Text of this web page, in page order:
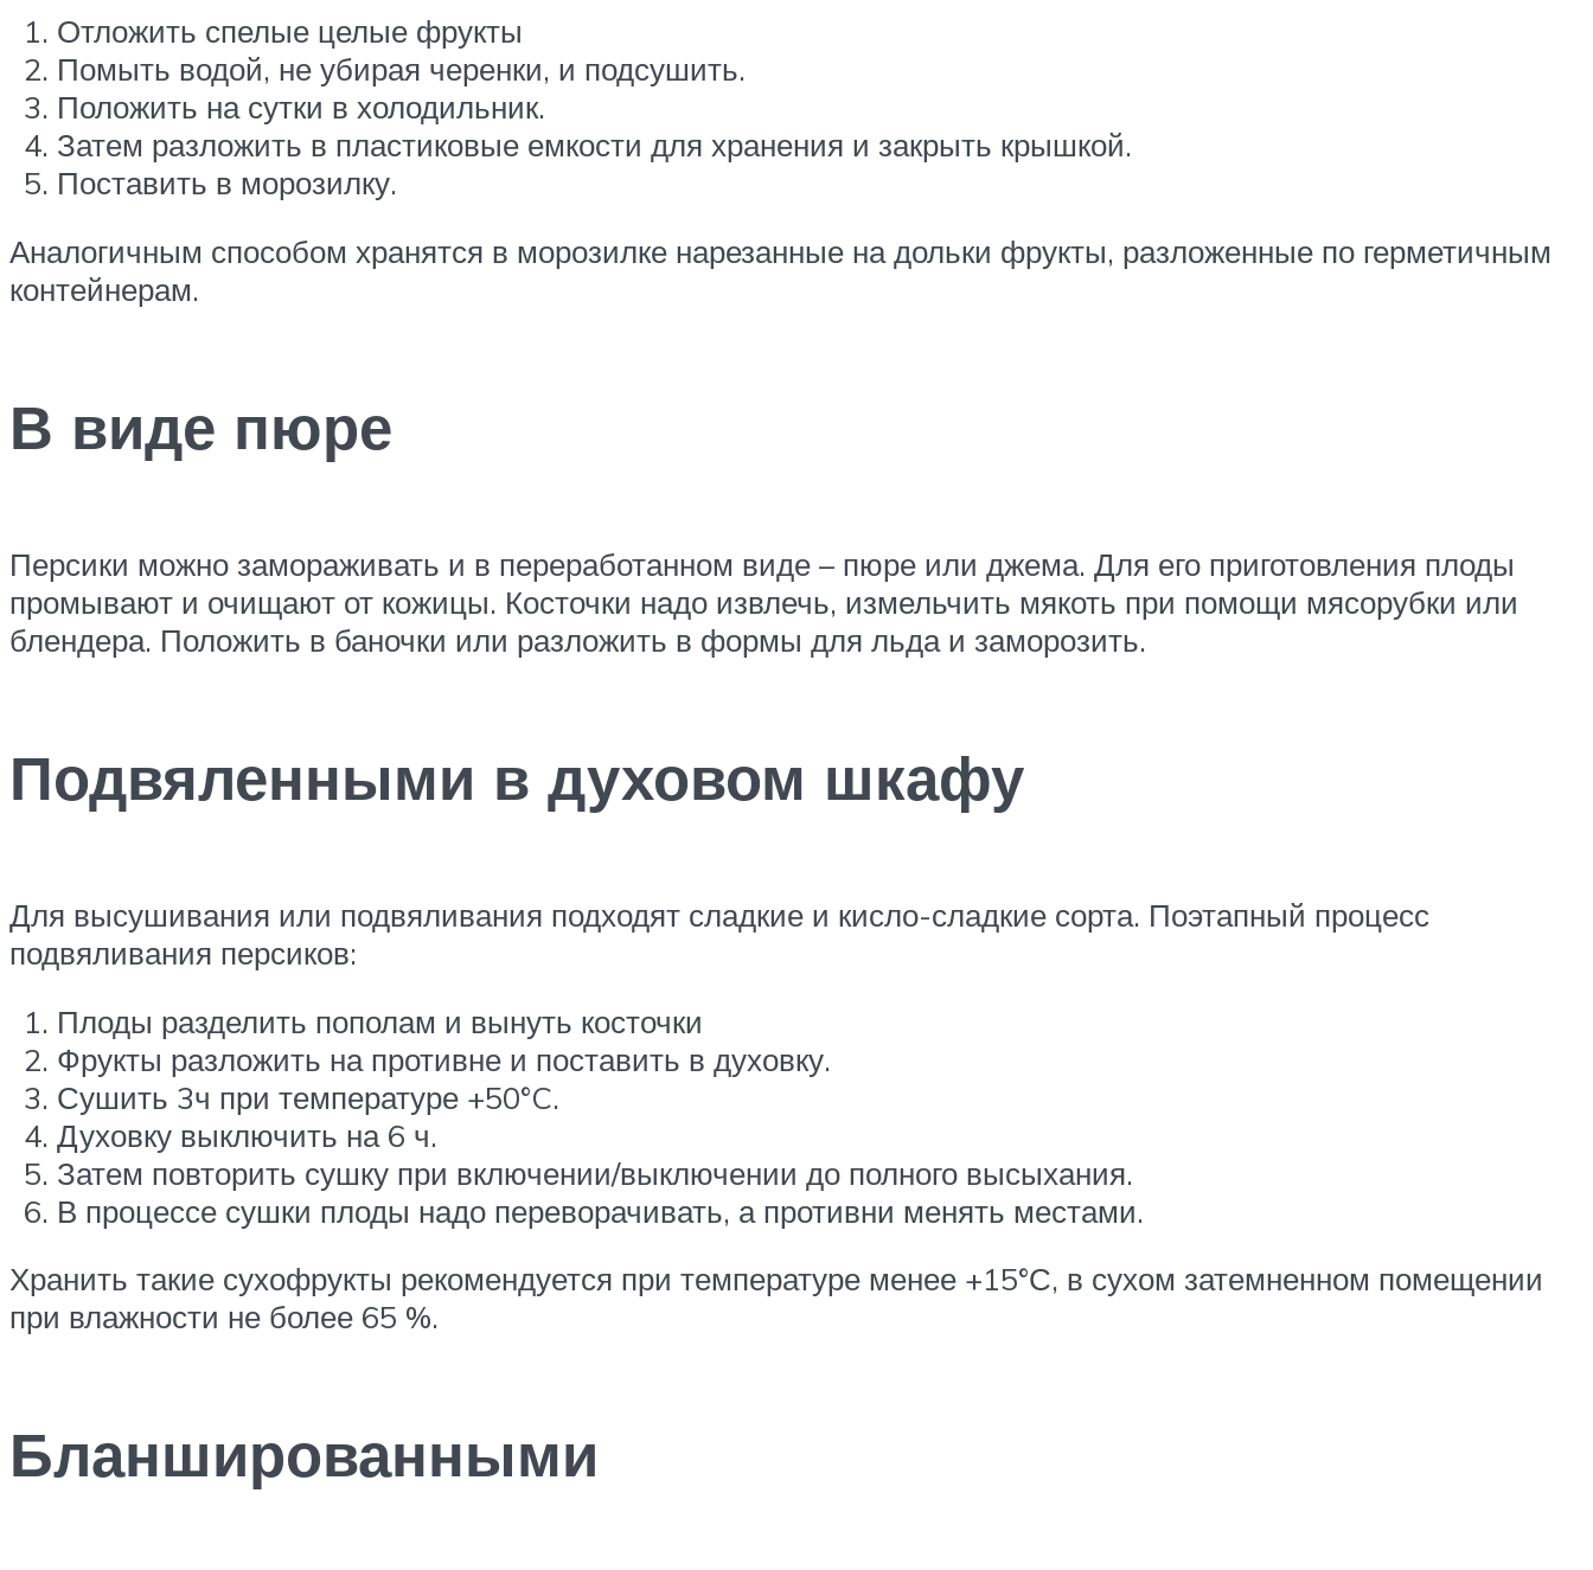
Отложить спелые целые фрукты
Помыть водой, не убирая черенки, и подсушить.
Положить на сутки в холодильник.
Затем разложить в пластиковые емкости для хранения и закрыть крышкой.
Поставить в морозилку.
Аналогичным способом хранятся в морозилке нарезанные на дольки фрукты, разложенные по герметичным
контейнерам.
В виде пюре
Персики можно замораживать и в переработанном виде – пюре или джема. Для его приготовления плоды
промывают и очищают от кожицы. Косточки надо извлечь, измельчить мякоть при помощи мясорубки или
блендера. Положить в баночки или разложить в формы для льда и заморозить.
Подвяленными в духовом шкафу
Для высушивания или подвяливания подходят сладкие и кисло-сладкие сорта. Поэтапный процесс
подвяливания персиков:
Плоды разделить пополам и вынуть косточки
Фрукты разложить на противне и поставить в духовку.
Сушить 3ч при температуре +50°C.
Духовку выключить на 6 ч.
Затем повторить сушку при включении/выключении до полного высыхания.
В процессе сушки плоды надо переворачивать, а противни менять местами.
Хранить такие сухофрукты рекомендуется при температуре менее +15°С, в сухом затемненном помещении
при влажности не более 65 %.
Бланшированными